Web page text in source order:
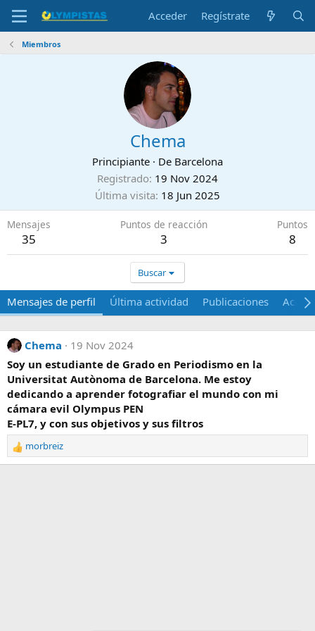
Acceder Regístrate
Miembros
Chema
Principiante · De Barcelona
Registrado 19 Nov 2024
Última visita 18 Jun 2025
Mensajes
35
Puntos de reacción
3
Puntos
8
Buscar
Mensajes de perfil Última actividad Publicaciones Acerca
Chema
19 Nov 2024
Soy un estudiante de Grado en Periodismo en la
Universitat Autònoma de Barcelona. Me estoy
dedicando a aprender fotografiar el mundo con mi
cámara evil Olympus PEN
E-PL7, y con sus objetivos y sus filtros
R
e
morbreiz